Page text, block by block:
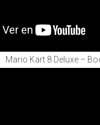
Mario Kart 8 Deluxe –